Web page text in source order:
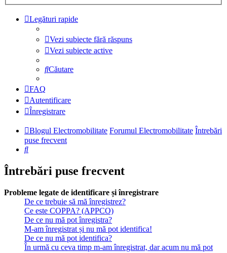
Legături rapide
Vezi subiecte fără răspuns
Vezi subiecte active
Căutare
FAQ
Autentificare
Înregistrare
Blogul Electromobilitate Forumul Electromobilitate Întrebări
puse frecvent
Căutare
Întrebări puse frecvent
Probleme legate de identificare și înregistrare
De ce trebuie să mă înregistrez?
Ce este COPPA? (APPCO)
De ce nu mă pot înregistra?
M-am înregistrat și nu mă pot identifica!
De ce nu mă pot identifica?
În urmă cu ceva timp m-am înregistrat, dar acum nu mă pot